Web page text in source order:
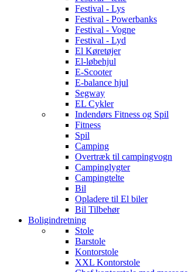
Festival - Lys
Festival - Powerbanks
Festival - Vogne
Festival - Lyd
El Køretøjer
El-løbehjul
E-Scooter
E-balance hjul
Segway
EL Cykler
Indendørs Fitness og Spil
Fitness
Spil
Camping
Overtræk til campingvogn
Campinglygter
Campingtelte
Bil
Opladere til El biler
Bil Tilbehør
Boligindretning
Stole
Barstole
Kontorstole
XXL Kontorstole